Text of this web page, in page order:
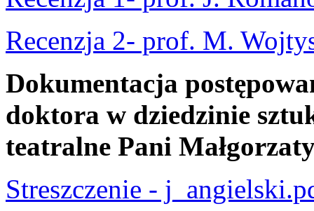
Recenzja 2- prof. M.
Dokumentacja
doktora w dziedzinie
teatralne Pani
Streszczenie -